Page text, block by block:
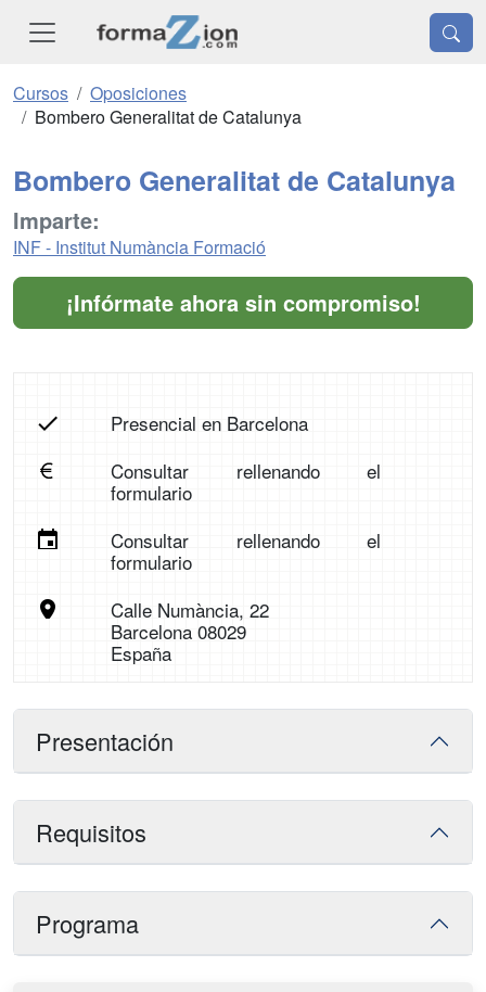
Cursos
Oposiciones
Bombero Generalitat de Catalunya
Bombero Generalitat de Catalunya
Imparte:
INF - Institut Numància Formació
¡Infórmate ahora sin compromiso!
Presencial en Barcelona
Consultar rellenando el
formulario
Consultar rellenando el
formulario
Calle Numància, 22
Barcelona 08029
España
Presentación
Requisitos
Programa